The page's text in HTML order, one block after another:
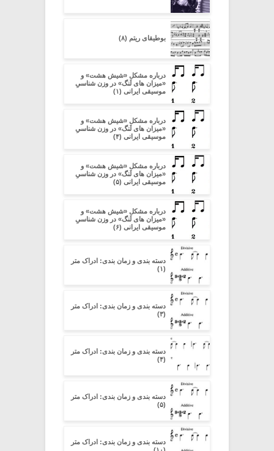
بوطیقای ریتم (۸)
درباره مشکل «شیش هشت» و
«میزان های لَنگ» در وزن شناسیِ
موسیقی ایرانی (۱)
درباره مشکل «شیش هشت» و
«میزان های لَنگ» در وزن شناسیِ
موسیقی ایرانی (۴)
درباره مشکل «شیش هشت» و
«میزان های لَنگ» در وزن شناسیِ
موسیقی ایرانی (۵)
درباره مشکل «شیش هشت» و
«میزان های لَنگ» در وزن شناسیِ
موسیقی ایرانی (۶)
دسته بندی و زمان بندی: ادراک متر
(۱)
دسته بندی و زمان بندی: ادراک متر
(۳)
دسته بندی و زمان بندی: ادراک متر
(۴)
دسته بندی و زمان بندی: ادراک متر
(۵)
دسته بندی و زمان بندی: ادراک متر